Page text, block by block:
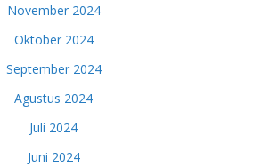
November 2024
Oktober 2024
September 2024
Agustus 2024
Juli 2024
Juni 2024